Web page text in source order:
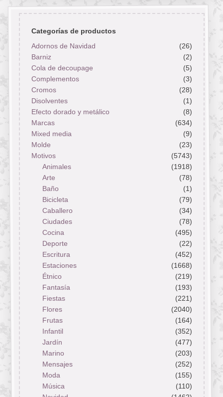
Categorías de productos
Adornos de Navidad
(26)
Barniz
(2)
Cola de decoupage
(5)
Complementos
(3)
Cromos
(28)
Disolventes
(1)
Efecto dorado y metálico
(8)
Marcas
(634)
Mixed media
(9)
Molde
(23)
Motivos
(5743)
Animales
(1918)
Arte
(78)
Baño
(1)
Bicicleta
(79)
Caballero
(34)
Ciudades
(78)
Cocina
(495)
Deporte
(22)
Escritura
(452)
Estaciones
(1668)
Étnico
(219)
Fantasía
(193)
Fiestas
(221)
Flores
(2040)
Frutas
(164)
Infantil
(352)
Jardín
(477)
Marino
(203)
Mensajes
(252)
Moda
(155)
Música
(110)